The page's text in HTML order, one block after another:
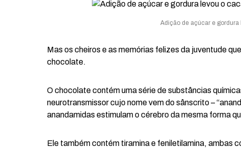
Adição de açúcar e gordura
Mas os cheiros e as memórias felizes da juventude
chocolate.
O chocolate contém uma série de substâncias
neurotransmissor cujo nome vem do sânscrito –
anandamidas estimulam o cérebro da mesma forma
Ele também contém tiramina e feniletilamina, ambas